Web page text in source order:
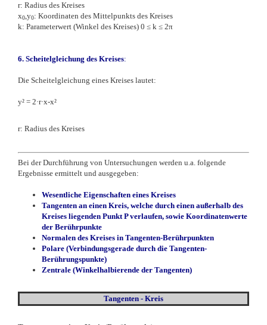
r: Radius des Kreises
x0,y0: Koordinaten des Mittelpunkts des Kreises
k: Parameterwert (Winkel des Kreises) 0 ≤ k ≤ 2π
6. Scheitelgleichung des Kreises:
Die Scheitelgleichung eines Kreises lautet:
y² = 2·r·x-x²
r: Radius des Kreises
Bei der Durchführung von Untersuchungen werden u.a. folgende
Ergebnisse ermittelt und ausgegeben:
Wesentliche Eigenschaften eines Kreises
Tangenten an einen Kreis, welche durch einen außerhalb des
Kreises liegenden Punkt P verlaufen, sowie Koordinatenwerte
der Berührpunkte
Normalen des Kreises in Tangenten-Berührpunkten
Polare (Verbindungsgerade durch die Tangenten-
Berührungspunkte)
Zentrale (Winkelhalbierende der Tangenten)
Tangenten - Kreis